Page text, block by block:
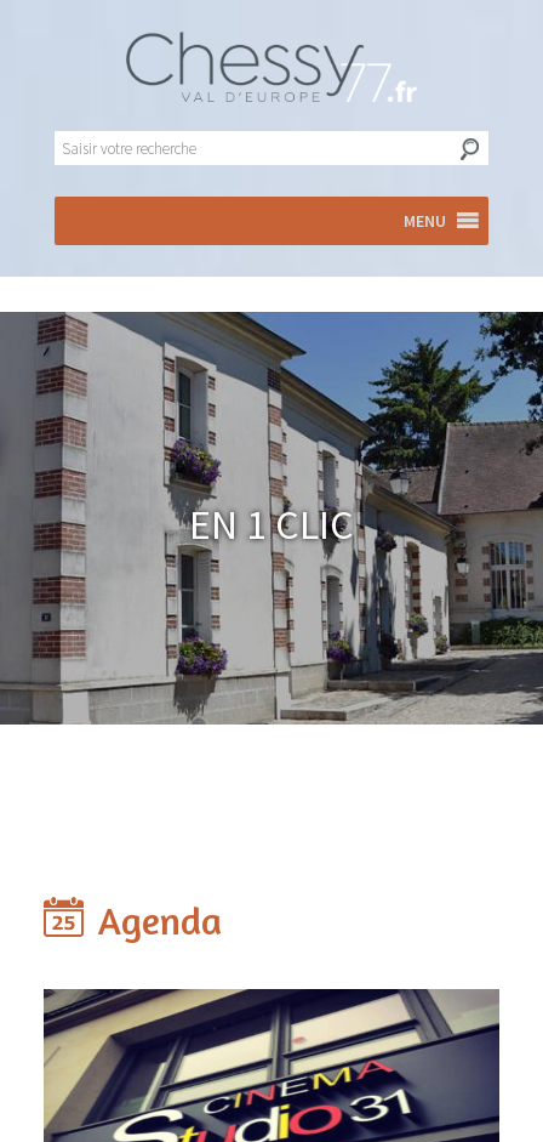
MENU
En 1 clic
Agenda